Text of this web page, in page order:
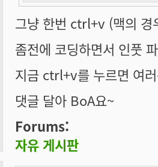
그냥 한번 ctrl+v (맥의 경
좀전에 코딩하면서 인풋
지금 ctrl+v를 누르면 여
댓글 달아 BoA요~
Forums:
자유 게시판